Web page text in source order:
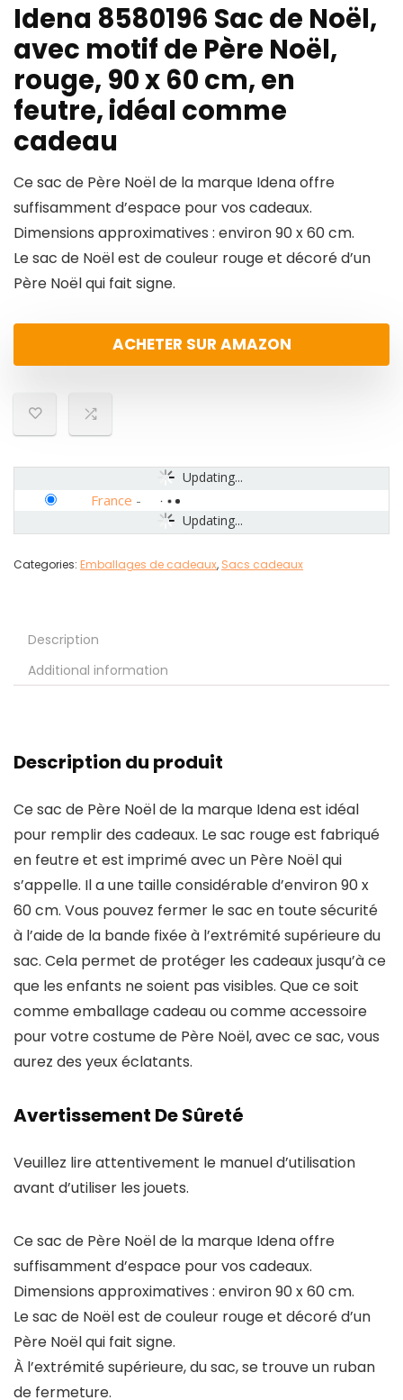
Idena 8580196 Sac de Noël,
avec motif de Père Noël,
rouge, 90 x 60 cm, en
feutre, idéal comme
cadeau
Ce sac de Père Noël de la marque Idena offre
suffisamment d’espace pour vos cadeaux.
Dimensions approximatives : environ 90 x 60 cm.
Le sac de Noël est de couleur rouge et décoré d’un
Père Noël qui fait signe.
ACHETER SUR AMAZON
Updating...
Updating...
France -
Categories: Emballages de cadeaux, Sacs cadeaux
Description
Additional information
Description du produit
Ce sac de Père Noël de la marque Idena est idéal
pour remplir des cadeaux. Le sac rouge est fabriqué
en feutre et est imprimé avec un Père Noël qui
s’appelle. Il a une taille considérable d’environ 90 x
60 cm. Vous pouvez fermer le sac en toute sécurité
à l’aide de la bande fixée à l’extrémité supérieure du
sac. Cela permet de protéger les cadeaux jusqu’à ce
que les enfants ne soient pas visibles. Que ce soit
comme emballage cadeau ou comme accessoire
pour votre costume de Père Noël, avec ce sac, vous
aurez des yeux éclatants.
Avertissement De Sûreté
Veuillez lire attentivement le manuel d’utilisation
avant d’utiliser les jouets.
Ce sac de Père Noël de la marque Idena offre
suffisamment d’espace pour vos cadeaux.
Dimensions approximatives : environ 90 x 60 cm.
Le sac de Noël est de couleur rouge et décoré d’un
Père Noël qui fait signe.
À l’extrémité supérieure, du sac, se trouve un ruban
de fermeture.